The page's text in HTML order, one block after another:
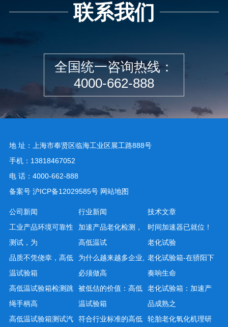
联系我们
全国统一咨询热线：
4000-662-888
地 址：上海市奉贤区临海工业区展工路888号
手机：13818467052
电 话：4000-662-888
备案号 沪ICP备12029585号 网站地图
公司新闻
工业产品环境可靠性
测试，为
品质不凭侥幸，高低
温试验箱
高低温试验箱检测跳
绳手柄高
高低温试验箱测试汽
行业新闻
加速产品老化检测，
高低温试
为什么越来越多企业,
必须做高
被低估的价值：高低
温试验箱
符合行业标准的高低
技术文章
时间加速器已就位！
老化试验
老化试验箱-在骄阳下
奏响生命
老化试验箱：加速产
品成熟之
轮胎老化氧化机理研